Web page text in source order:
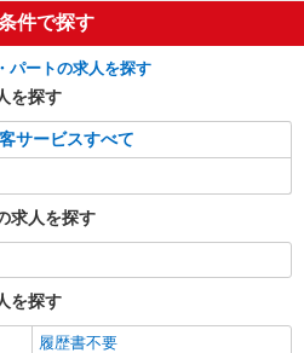
件で探す
パートの求人を探す
を探す
サービスすべて
求人を探す
を探す
履歴書不要